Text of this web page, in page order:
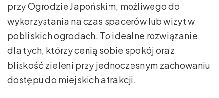
przy Ogrodzie Japońskim, możliwego do
wykorzystania na czas spacerów lub wizyt w
pobliskich ogrodach. To idealne rozwiązanie
dla tych, którzy cenią sobie spokój oraz
bliskość zieleni przy jednoczesnym zachowaniu
dostępu do miejskich atrakcji.